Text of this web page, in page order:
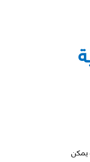
يمكن